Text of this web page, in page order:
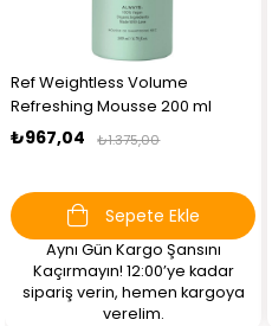
Ref Weightless Volume
Refreshing Mousse 200 ml
₺967,04 ₺1.375,00
Sepete Ekle
Aynı Gün Kargo Şansını
Kaçırmayın! 12:00’ye kadar
sipariş verin, hemen kargoya
verelim.